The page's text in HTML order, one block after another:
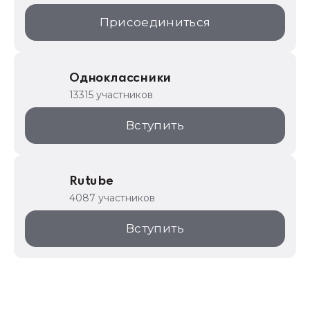
Присоединиться
Одноклассники
13315 участников
Вступить
Rutube
4087 участников
Вступить